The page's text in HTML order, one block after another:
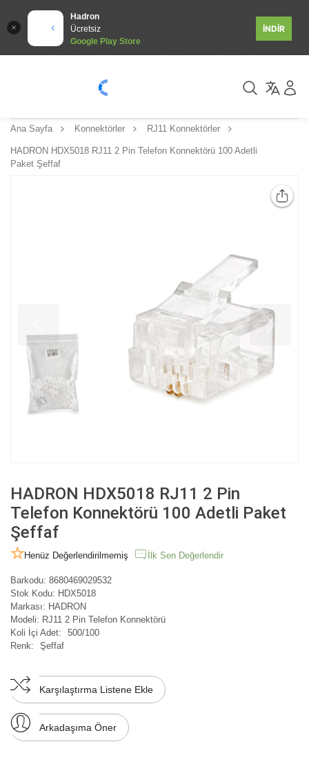
Hadron
Ücretsiz
Google Play Store
İNDİR
Ana Sayfa Konnektörler RJ11 Konnektörler
HADRON HDX5018 RJ11 2 Pin Telefon Konnektörü 100 Adetli
Paket Şeffaf
HADRON HDX5018 RJ11 2 Pin
Telefon Konnektörü 100 Adetli Paket
Şeffaf
Henüz Değerlendirilmemiş İlk Sen Değerlendir
Barkodu: 8680469029532
Stok Kodu: HDX5018
Markası: HADRON
Modeli: RJ11 2 Pin Telefon Konnektörü
Koli İçi Adet:
500/100
Renk:
Şeffaf
Karşılaştırma Listene Ekle
Arkadaşıma Öner